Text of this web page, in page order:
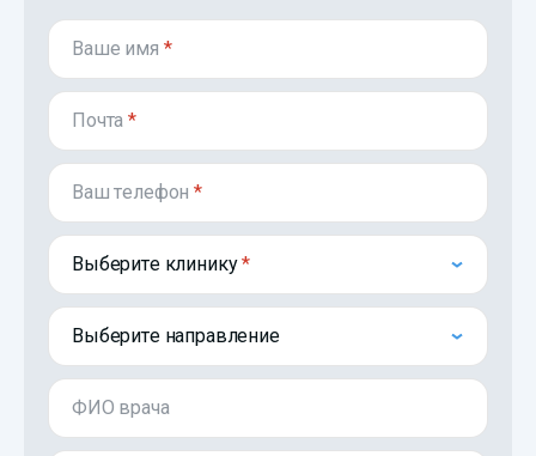
Ваше имя *
Почта*
Ваш телефон*
Выберите клинику
Выберите направление
ФИО врача